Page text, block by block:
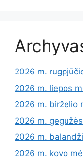
2026 m.
2026 m. liepos
2026 m. birželio
2026 m.
2026 m.
2026 m. kovo